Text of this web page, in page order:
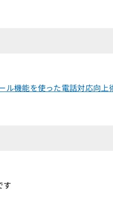
機能を使った電話対応向上
す